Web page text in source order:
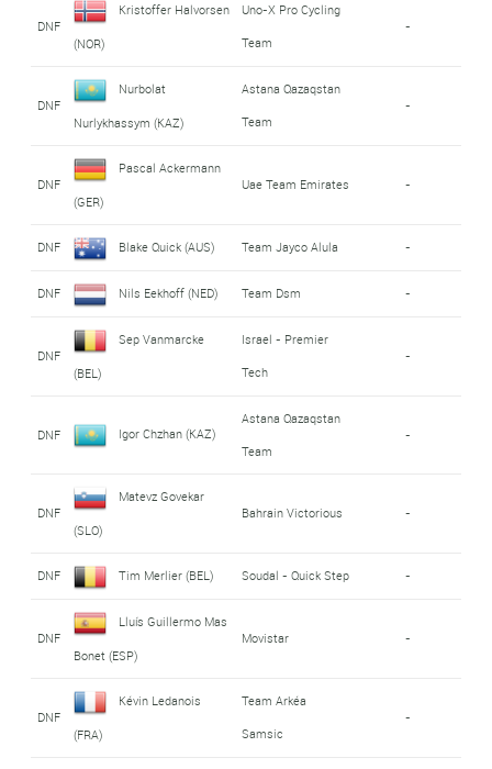
DNF
Kristoffer Halvorsen
(NOR)
Uno-X Pro Cycling
Team
-
DNF
Nurbolat
Nurlykhassym (KAZ)
Astana Qazaqstan
Team
-
DNF
Pascal Ackermann
(GER)
Uae Team Emirates -
DNF Blake Quick (AUS) Team Jayco Alula -
DNF Nils Eekhoff (NED) Team Dsm -
DNF
Sep Vanmarcke
(BEL)
Israel - Premier
Tech
-
DNF Igor Chzhan (KAZ)
Astana Qazaqstan
Team
-
DNF
Matevz Govekar
(SLO)
Bahrain Victorious -
DNF Tim Merlier (BEL) Soudal - Quick Step -
DNF
Lluís Guillermo Mas
Bonet (ESP)
Movistar -
DNF
Kévin Ledanois
(FRA)
Team Arkéa
Samsic
-